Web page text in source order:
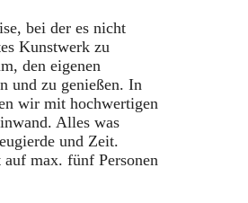
bei der es nicht
Kunstwerk zu
den eigenen
und zu genießen. In
wir mit hochwertigen
Alles was
und Zeit.
max. fünf Personen